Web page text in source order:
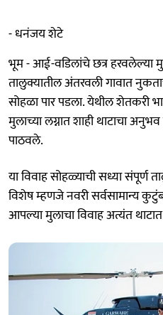
- धनंजय शेटे
भूम - आई-वडिलांचे छत्र हरवलेल्या
तालुक्यातील अंतरवली गावात
सोहळा पार पडला. येथील शेतकरी
मुलाच्या लग्नात शाही थाटाचा
पाठवले.
या विवाह सोहळ्याची सध्या संपूर्ण
विशेष म्हणजे नवरी सर्वसामान्य
आपल्या मुलाचा विवाह अत्यंत